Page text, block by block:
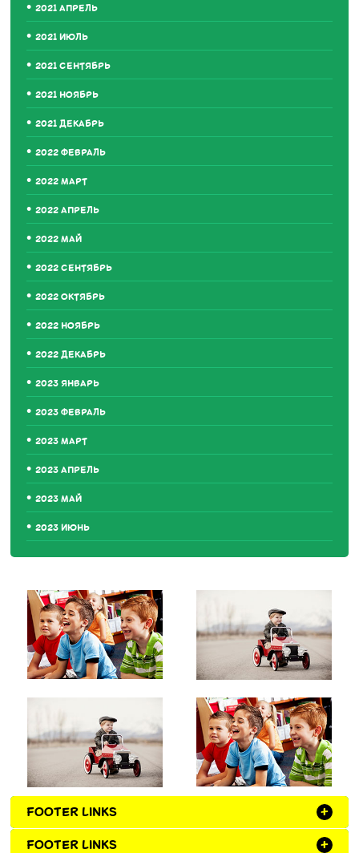
2021 АПРЕЛЬ
2021 ИЮЛЬ
2021 СЕНТЯБРЬ
2021 НОЯБРЬ
2021 ДЕКАБРЬ
2022 ФЕВРАЛЬ
2022 МАРТ
2022 АПРЕЛЬ
2022 МАЙ
2022 СЕНТЯБРЬ
2022 ОКТЯБРЬ
2022 НОЯБРЬ
2022 ДЕКАБРЬ
2023 ЯНВАРЬ
2023 ФЕВРАЛЬ
2023 МАРТ
2023 АПРЕЛЬ
2023 МАЙ
2023 ИЮНЬ
FOOTER LINKS +
FOOTER LINKS +